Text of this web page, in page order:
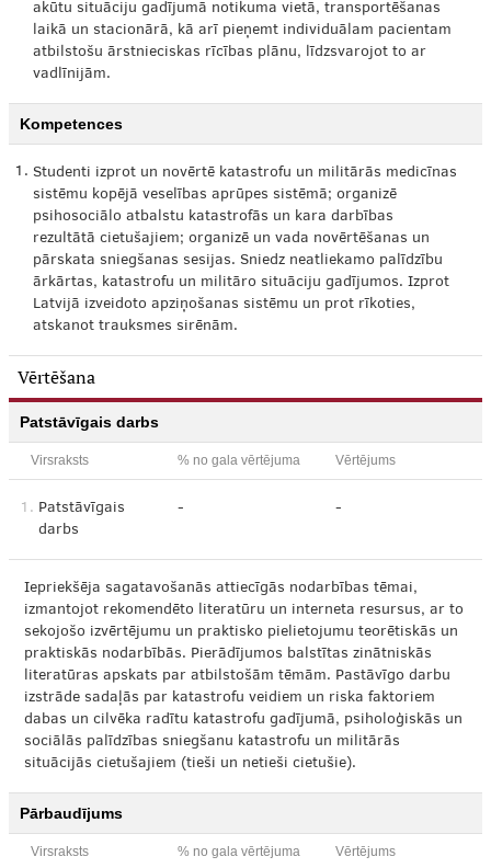
akūtu situāciju gadījumā notikuma vietā, transportēšanas
laikā un stacionārā, kā arī pieņemt individuālam pacientam
atbilstošu ārstnieciskas rīcības plānu, līdzsvarojot to ar
vadlīnijām.
Kompetences
1. Studenti izprot un novērtē katastrofu un militārās medicīnas
sistēmu kopējā veselības aprūpes sistēmā; organizē
psihosociālo atbalstu katastrofās un kara darbības
rezultātā cietušajiem; organizē un vada novērtēšanas un
pārskata sniegšanas sesijas. Sniedz neatliekamo palīdzību
ārkārtas, katastrofu un militāro situāciju gadījumos. Izprot
Latvijā izveidoto apziņošanas sistēmu un prot rīkoties,
atskanot trauksmes sirēnām.
Vērtēšana
Patstāvīgais darbs
Virsraksts % no gala vērtējuma Vērtējums
1. Patstāvīgais
darbs
- -
Iepriekšēja sagatavošanās attiecīgās nodarbības tēmai,
izmantojot rekomendēto literatūru un interneta resursus, ar to
sekojošo izvērtējumu un praktisko pielietojumu teorētiskās un
praktiskās nodarbībās. Pierādījumos balstītas zinātniskās
literatūras apskats par atbilstošām tēmām. Pastāvīgo darbu
izstrāde sadaļās par katastrofu veidiem un riska faktoriem
dabas un cilvēka radītu katastrofu gadījumā, psiholoģiskās un
sociālās palīdzības sniegšanu katastrofu un militārās
situācijās cietušajiem (tieši un netieši cietušie).
Pārbaudījums
Virsraksts % no gala vērtējuma Vērtējums